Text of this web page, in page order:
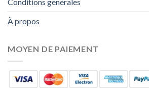
À propos
MOYEN DE PAIEMENT